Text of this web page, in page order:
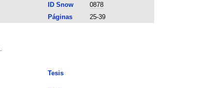
ID Snow
0878
Páginas
25-39
Tesis